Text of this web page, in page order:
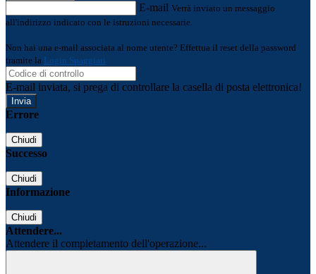
E-mail Verrà inviato un messaggio
all'indirizzo indicato con le istruzioni necessarie.
Non hai una e-mail associata al nome utente? Effettua il reset della password
tramite la Login Spaggiari
E-mail inviata, si prega di controllare la casella di posta elettronica!
Errore
Chiudi
Successo
Chiudi
Informazione
Chiudi
Attendere...
Attendere il completamento dell'operazione...